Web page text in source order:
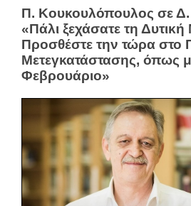
Π. Κουκουλόπουλος σε Δ.
«Πάλι ξεχάσατε τη
Προσθέστε την τώρα στο
Μετεγκατάστασης, όπως
Φεβρουάριο»